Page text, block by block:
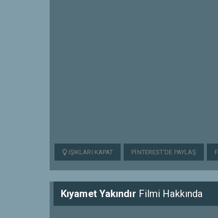
IŞIKLARI KAPAT PINTEREST'DE PAYLAŞ
Kıyamet Yakındır Filmi Hakkında